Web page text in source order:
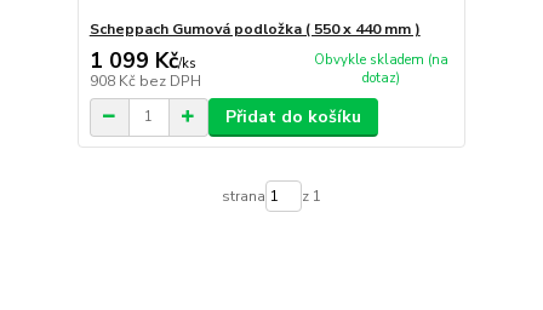
Scheppach Gumová podložka ( 550 x 440 mm )
1 099 Kč/ks
908 Kč bez DPH
Obvykle skladem (na
dotaz)
Přidat do košíku
strana z 1